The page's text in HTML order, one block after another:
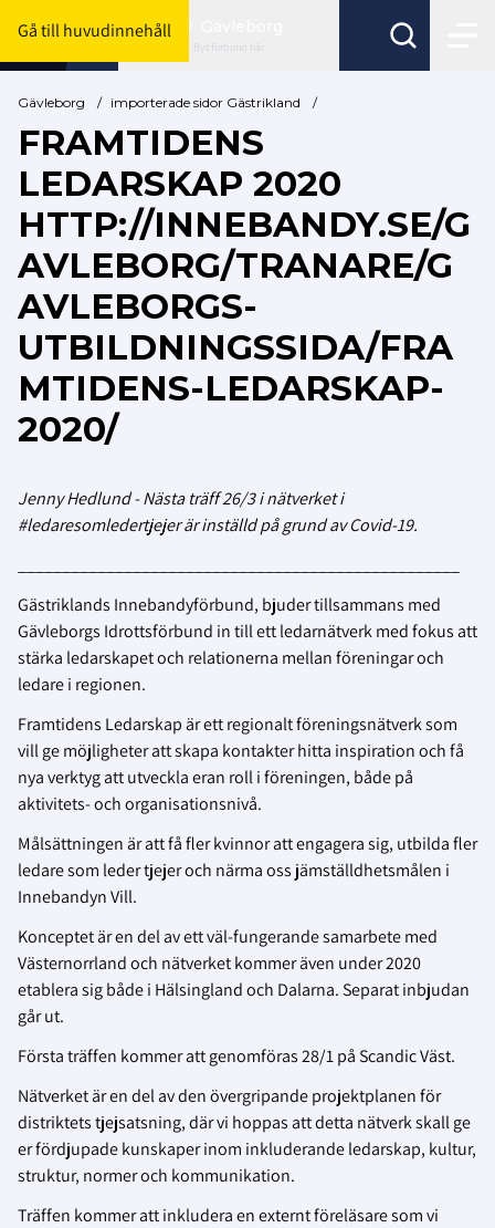
Gå till huvudinnehåll
Byt förbund här
Gävleborg / importerade sidor Gästrikland /
FRAMTIDENS
LEDARSKAP 2020
HTTP://INNEBANDY.SE/G
AVLEBORG/TRANARE/G
AVLEBORGS-
UTBILDNINGSSIDA/FRA
MTIDENS-LEDARSKAP-
2020/
Jenny Hedlund - Nästa träff 26/3 i nätverket i
#ledaresomledertjejer är inställd på grund av Covid-19.
Gästriklands Innebandyförbund, bjuder tillsammans med
Gävleborgs Idrottsförbund in till ett ledarnätverk med fokus att
stärka ledarskapet och relationerna mellan föreningar och
ledare i regionen.
Framtidens Ledarskap är ett regionalt föreningsnätverk som
vill ge möjligheter att skapa kontakter hitta inspiration och få
nya verktyg att utveckla eran roll i föreningen, både på
aktivitets- och organisationsnivå.
Målsättningen är att få fler kvinnor att engagera sig, utbilda fler
ledare som leder tjejer och närma oss jämställdhetsmålen i
Innebandyn Vill.
Konceptet är en del av ett väl-fungerande samarbete med
Västernorrland och nätverket kommer även under 2020
etablera sig både i Hälsingland och Dalarna. Separat inbjudan
går ut.
Första träffen kommer att genomföras 28/1 på Scandic Väst.
Nätverket är en del av den övergripande projektplanen för
distriktets tjejsatsning, där vi hoppas att detta nätverk skall ge
er fördjupade kunskaper inom inkluderande ledarskap, kultur,
struktur, normer och kommunikation.
Träffen kommer att inkludera en externt föreläsare som vi